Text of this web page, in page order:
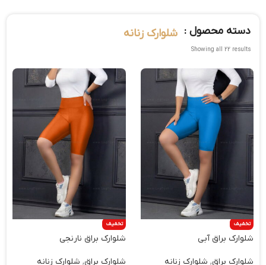
دسته محصول : شلوارک زنانه
Showing all 22 results
تخفیف
شلوارک براق آبی
شلوارک براق, شلوارک زنانه
تخفیف
شلوارک براق نارنجی
شلوارک براق, شلوارک زنانه